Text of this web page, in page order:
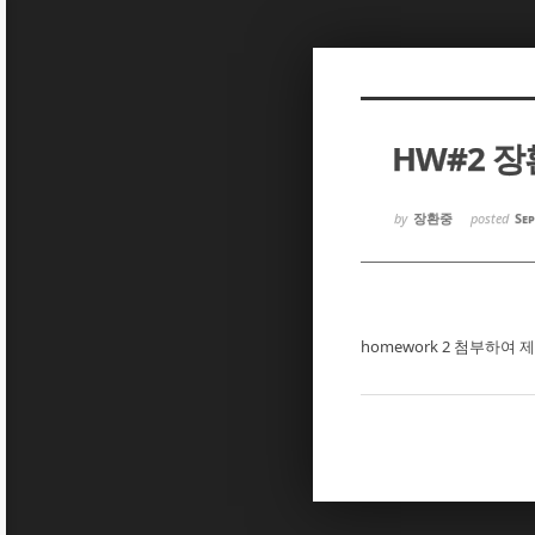
HW#2 장
by 장환중 posted
homework 2 첨부하여
Sketchbook5, 스케치북5
Sketchbook5, 스케치북5
Sketchbook5, 스케치북5
Sketchbook5, 스케치북5